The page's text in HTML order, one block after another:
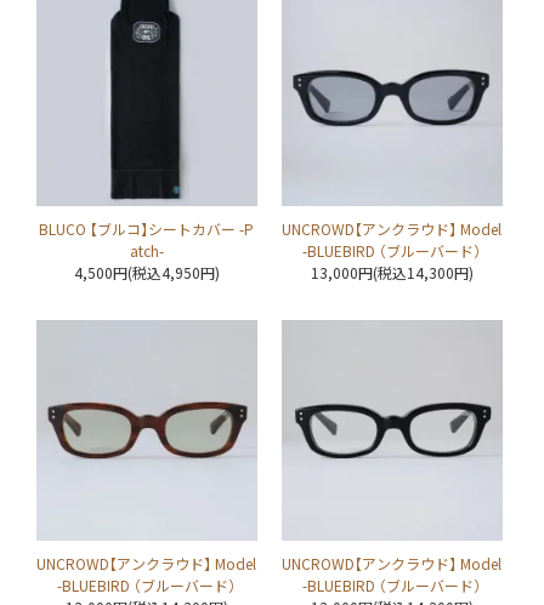
BLUCO 【ブルコ】シートカバー -P
atch-
4,500円(税込4,950円)
UNCROWD【アンクラウド】 Model
-BLUEBIRD （ブルーバード）
13,000円(税込14,300円)
UNCROWD【アンクラウド】 Model
-BLUEBIRD （ブルーバード）
UNCROWD【アンクラウド】 Model
-BLUEBIRD （ブルーバード）